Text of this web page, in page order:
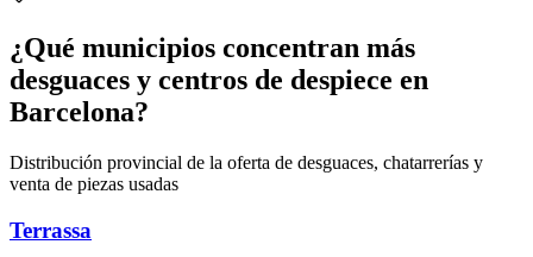
¿Qué municipios concentran más
desguaces y centros de despiece en
Barcelona?
Distribución provincial de la oferta de desguaces, chatarrerías y
venta de piezas usadas
Terrassa